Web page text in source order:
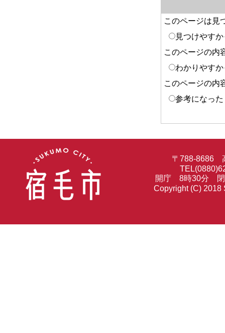
このページは見
見つけやす
このページの内
わかりやす
このページの内
参考になった
〒788-8686
開庁 8時30分 閉
Copyright (C) 2018